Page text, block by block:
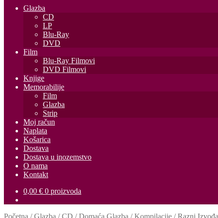
Glazba
CD
LP
Blu-Ray
DVD
Film
Blu-Ray Filmovi
DVD Filmovi
Knjige
Memorabilije
Film
Glazba
Strip
Moj račun
Naplata
Košarica
Dostava
Dostava u inozemstvo
O nama
Kontakt
0,00 € 0 proizvoda
Početna /Glazba /CD /Domaća Glazba /Kompilacije /Razni